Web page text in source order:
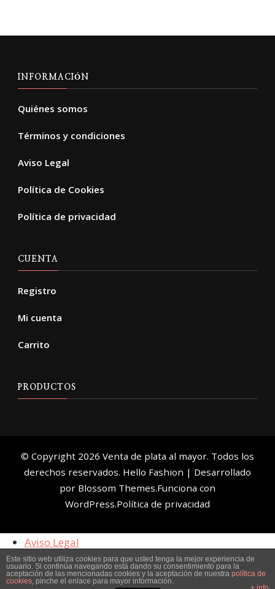
INFORMACIÓN
Quiénes somos
Términos y condiciones
Aviso Legal
Política de Cookies
Política de privacidad
CUENTA
Registro
Mi cuenta
Carrito
PRODUCTOS
© Copyright 2026 Venta de plata al mayor. Todos los
derechos reservados. Hello Fashion | Desarrollado
por Blossom Themes.Funciona con
WordPress.Política de privacidad
Este sitio web utiliza cookies para que usted tenga la mejor experiencia de
usuario. Si continúa navegando está dando su consentimiento para la
aceptación de las mencionadas cookies y la aceptación de nuestra política de
cookies, pinche el enlace para mayor información.
Aviso Legal
Política de Privacidad
Política de Cookies